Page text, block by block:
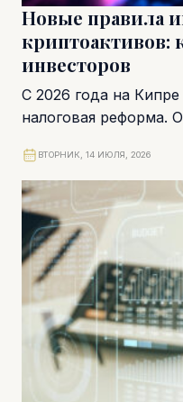
Новые правила
криптоактивов:
инвесторов
С 2026 года на
налоговая реформа.
операций с...
ВТОРНИК, 14 ИЮЛЯ, 2026